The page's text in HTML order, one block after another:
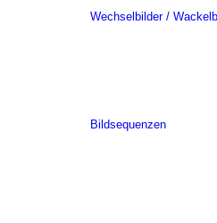
Wechselbilder /
Bildsequenzen